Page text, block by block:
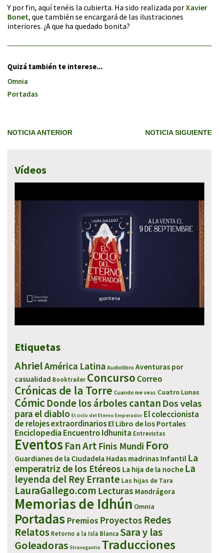
Y por fin, aquí tenéis la cubierta. Ha sido realizada porXavier
Bonet, que también se encargará de las ilustraciones
interiores. ¿A que ha quedado bonita?
Quizá también te interese...
Omnia
Portadas
NOTICIA ANTERIOR NOTICIA SIGUIENTE
Vídeos
Etiquetas
AhrielAmérica Latina Audiolibro Aventuras por
casualidad Booktrailer Concurso Correo
Crónicas de la Torre Cuando me veas Cuatro Lunas
Cómic Donde los árboles cantan Dos velas
para el diablo El ciclo del Eterno Emperador El coleccionista
de relojes extraordinarios El Libro de los Portales
Enciclopedia Encuentro Idhunita Entrevistas
Eventos Fan Art Finis Mundi Foro
Guardianes de la Ciudadela Hadas madrinas Infantil La
emperatriz de los Etéreos La hija de la noche La
leyenda del Rey Errante Las hijas de Tara
LauraGallego.com Lecturas Mandrágora
Memorias de Idhún Omnia
Portadas Premios Proyectos Redes
Relatos Retorno a la Isla Blanca Sara y las
Goleadoras Stravagantia Traducciones